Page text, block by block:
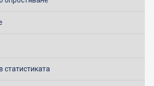
статистиката